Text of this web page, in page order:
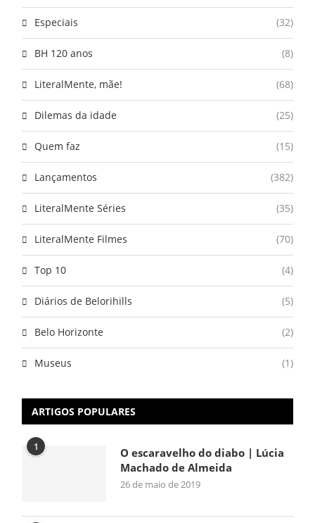
Especiais (32)
BH 120 anos (8)
LiteralMente, mãe! (68)
Dilemas da idade (25)
Quem faz (15)
Lançamentos (382)
LiteralMente Séries (35)
LiteralMente Filmes (70)
Top 10 (4)
Diários de Belorihills (5)
Belo Horizonte (2)
Museus (1)
ARTIGOS POPULARES
1
O escaravelho do diabo | Lúcia
Machado de Almeida
26 de maio de 2019